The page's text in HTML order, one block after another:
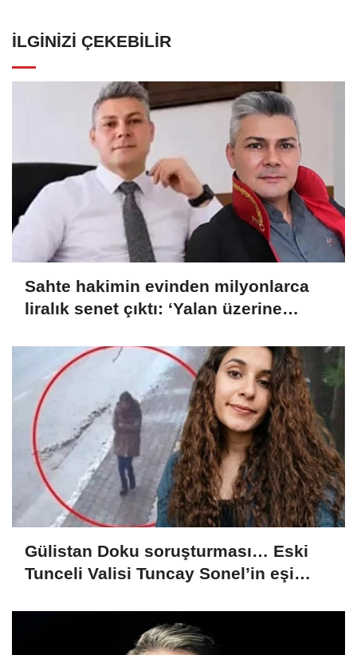
İLGINIZI ÇEKEBILIR
Sahte hakimin evinden milyonlarca
liralık senet çıktı: ‘Yalan üzerine
Gülistan Doku soruşturması… Eski
Tunceli Valisi Tuncay Sonel’in eşi